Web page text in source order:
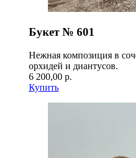
Букет № 601
Нежная композиция в
орхидей и диантусов.
6 200,00 р.
Купить